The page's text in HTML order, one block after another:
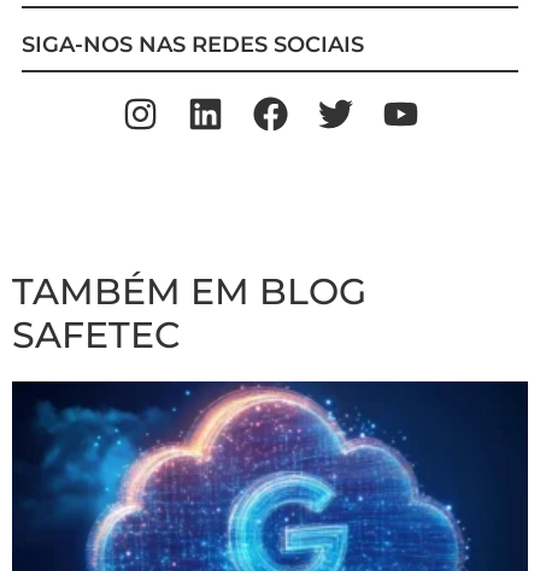
SIGA-NOS NAS REDES SOCIAIS
TAMBÉM EM BLOG
SAFETEC